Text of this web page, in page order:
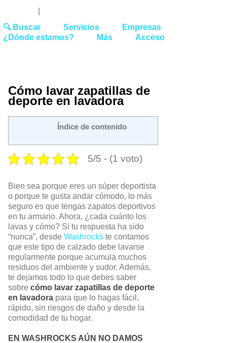
🔍 Buscar Servicios
Empresas
¿Dónde estamos?
Más Acceso
Cómo lavar zapatillas de
deporte en lavadora
Índice de contenido
5/5 - (1 voto)
Bien sea porque eres un súper deportista
o porque te gusta andar cómodo, lo más
seguro es que tengas zapatos deportivos
en tu armario. Ahora, ¿cada cuánto los
lavas y cómo? Si tu respuesta ha sido
“nunca”, desde Washrocks te contamos
que este tipo de calzado debe lavarse
regularmente porque acumula muchos
residuos del ambiente y sudor. Además,
te dejamos todo lo que debes saber
sobre cómo lavar zapatillas de deporte
en lavadora para que lo hagas fácil,
rápido, sin riesgos de daño y desde la
comodidad de tu hogar.
EN WASHROCKS AÚN NO DAMOS